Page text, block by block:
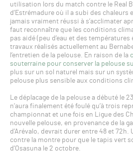
utilisation lors du match contre le Real
d’Estrémadure où il a subi des chaleurs
jamais vraiment réussi à s’acclimater
faut reconnaître que les conditions
pas aidé (peu d’eau et des
travaux réalisés actuellement au
l’entretien de la pelouse. En raison de la
souterraine pour conserver la pelouse
plus sur un sol naturel mais sur un
pelouse plus sensible aux conditions
Le déplacage de la pelouse a débuté le
n’aura finalement été foulé qu’à trois
championnat et une fois en Ligue des
nouvelle pelouse, en provenance de la
d’Arévalo, devrait durer entre 48 et 72h.
contre la montre pour que le tapis vert
d’Osasuna le 2 octobre.